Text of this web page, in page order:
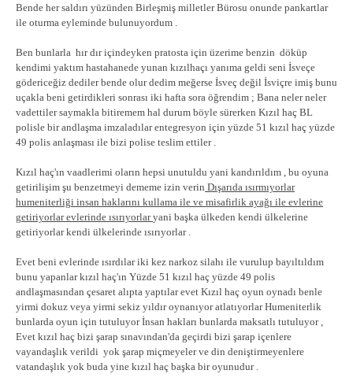
Bende her saldırı yüzünden Birleşmiş milletler Bürosu onunde pankartlar
ile oturma eyleminde bulunuyordum .
Ben bunlarla hır dır içindeyken pratosta için üzerime benzin döküp
kendimi yaktım hastahanede yunan kızılhaçı yanıma geldi seni İsveçe
gödericeğiz dediler bende olur dedim meğerse İsveç değil İsviçre imiş bunu
uçakla beni getirdikleri sonrası iki hafta sora öğrendim ; Bana neler neler
vadettiler saymakla bitiremem hal durum böyle sürerken Kızıl haç BL
polisle bir andlaşma imzaladılar entegresyon için yüzde 51 kızıl haç yüzde
49 polis anlaşması ile bizi polise teslim ettiler .
Kızıl haç'ın vaadlerimi oların hepsi unutuldu yani kandırıldım , bu oyuna
getirilişim şu benzetmeyi dememe izin verin Dışarıda ısırmıyorlar
humeniterliği insan haklarını kullama ile ve misafirlik ayağı ile evlerine
getiriyorlar evlerinde ısırıyorlaryani başka ülkeden kendi ülkelerine
getiriyorlar kendi ülkelerinde ısırıyorlar .
Evet beni evlerinde ısırdılar iki kez narkoz silahı ile vurulup bayıltıldım
bunu yapanlar kızıl haç'ın Yüzde 51 kızıl haç yüzde 49 polis
andlaşmasından çesaret alıpta yaptılar evet Kızıl haç oyun oynadı benle
yirmi dokuz veya yirmi sekiz yıldır oynanıyor atlatıyorlar Humeniterlik
bunlarda oyun için tutuluyor İnsan hakları bunlarda maksatlı tutuluyor ,
Evet kızıl haç bizi şarap sınavından'da geçirdi bizi şarap içenlere
vayandaşlık verildi yok şarap miçmeyeler ve din deniştirmeyenlere
vatandaşlık yok buda yine kızıl haç başka bir oyunudur .